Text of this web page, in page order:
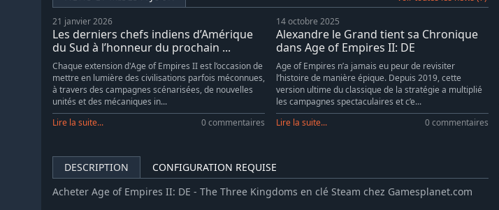
21 janvier 2026
Les derniers chefs indiens d’Amérique
du Sud à l’honneur du prochain ...
Chaque extension d'Age of Empires II est l’occasion de
mettre en lumière des civilisations parfois méconnues,
à travers des campagnes scénarisées, de nouvelles
unités et des mécaniques in...
Lire la suite...
0 commentaires
14 octobre 2025
Alexandre le Grand tient sa Chronique
dans Age of Empires II: DE
Age of Empires n’a jamais eu peur de revisiter
l’histoire de manière épique. Depuis 2019, cette
version ultime du classique de la stratégie a multiplié
les campagnes spectaculaires et c’e...
Lire la suite...
0 commentaires
DESCRIPTION
CONFIGURATION REQUISE
Acheter Age of Empires II: DE - The Three Kingdoms en clé Steam chez Gamesplanet.com